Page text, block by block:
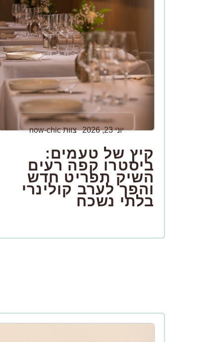
יוני 23, 2026 צוות now-chic
קיץ של טעמים:
ביסטרו קפה רעים
השיק תפריט חדש
והפך לערב קולינרי
בלתי נשכח